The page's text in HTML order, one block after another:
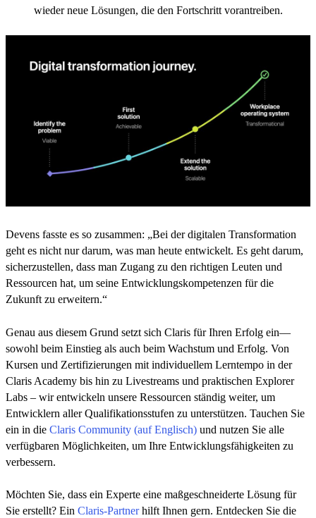
wieder neue Lösungen, die den Fortschritt vorantreiben.
Devens fasste es so zusammen: „Bei der digitalen Transformation
geht es nicht nur darum, was man heute entwickelt. Es geht darum,
sicherzustellen, dass man Zugang zu den richtigen Leuten und
Ressourcen hat, um seine Entwicklungskompetenzen für die
Zukunft zu erweitern.“
Genau aus diesem Grund setzt sich Claris für Ihren Erfolg ein––
sowohl beim Einstieg als auch beim Wachstum und Erfolg. Von
Kursen und Zertifizierungen mit individuellem Lerntempo in der
Claris Academy bis hin zu Livestreams und praktischen Explorer
Labs – wir entwickeln unsere Ressourcen ständig weiter, um
Entwicklern aller Qualifikationsstufen zu unterstützen. Tauchen Sie
ein in die Claris Community (auf Englisch) und nutzen Sie alle
verfügbaren Möglichkeiten, um Ihre Entwicklungsfähigkeiten zu
verbessern.
Möchten Sie, dass ein Experte eine maßgeschneiderte Lösung für
Sie erstellt? Ein Claris-Partnerhilft Ihnen gern. Entdecken Sie die